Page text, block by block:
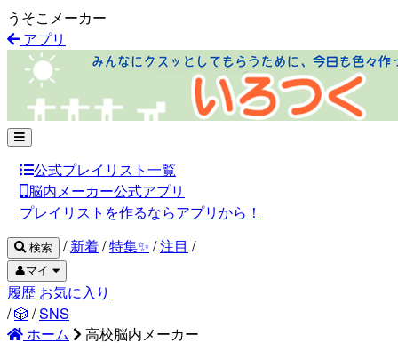
うそこメーカー
アプリ
公式プレイリスト一覧
脳内メーカー公式アプリ
プレイリストを作るならアプリから！
検索 / 新着/特集✨ /注目 /
👤マイ
履歴 お気に入り
/🎲 /SNS
ホーム
高校脳内メーカー